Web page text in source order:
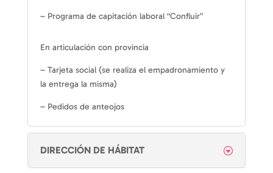
– Programa de capitación laboral “Confluir”
En articulación con provincia
– Tarjeta social (se realiza el empadronamiento y
la entrega la misma)
– Pedidos de anteojos
DIRECCIÓN DE HÁBITAT